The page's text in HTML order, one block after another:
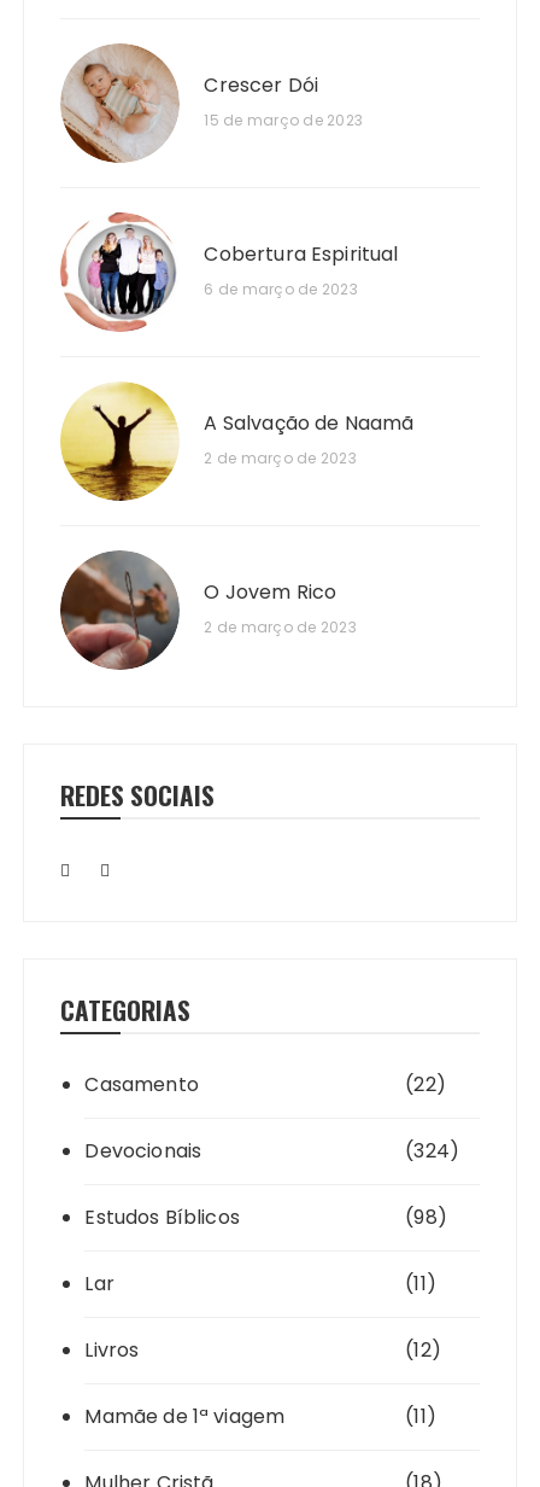
Crescer Dói
15 de março de 2023
Cobertura Espiritual
6 de março de 2023
A Salvação de Naamã
2 de março de 2023
O Jovem Rico
2 de março de 2023
REDES SOCIAIS
CATEGORIAS
Casamento (22)
Devocionais (324)
Estudos Bíblicos (98)
Lar (11)
Livros (12)
Mamãe de 1ª viagem (11)